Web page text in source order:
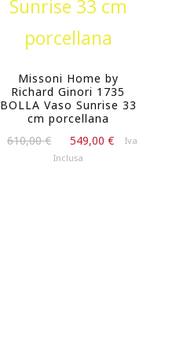
Missoni Home by
Richard Ginori 1735
BOLLA Vaso Sunrise 33
cm porcellana
610,00€
prezzo
549,00 €
IlIva
Inclusa